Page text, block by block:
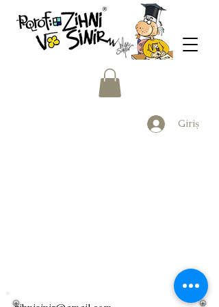
Giriş